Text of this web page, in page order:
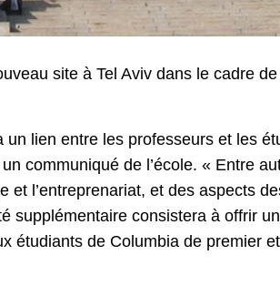
site à Tel Aviv dans le cadre
un lien entre les professeurs et les
communiqué de l’école. « Entre
l’entreprenariat, et des aspects
supplémentaire consistera à offrir
étudiants de Columbia de premier